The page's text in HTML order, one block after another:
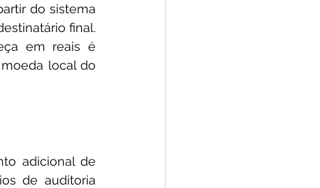
do sistema
final.
em reais é
local do
adicional de
de auditoria